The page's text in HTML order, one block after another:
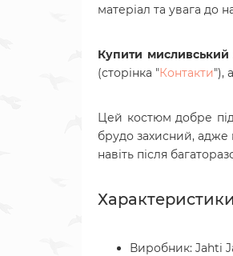
матеріал та увага до
Купити
(сторінка "Контакти"),
Цей костюм добре
брудо захисний, адже
навіть після
Виробник: Jahti